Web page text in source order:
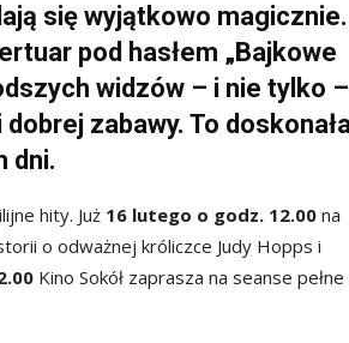
się wyjątkowo magicznie.
pod hasłem „Bajkowe
widzów – i nie tylko –
zabawy. To
dni.
hity. Już 16 lutego o godz. 12.00 na
o odważnej króliczce Judy Hopps i
Kino Sokół zaprasza na seanse pełne